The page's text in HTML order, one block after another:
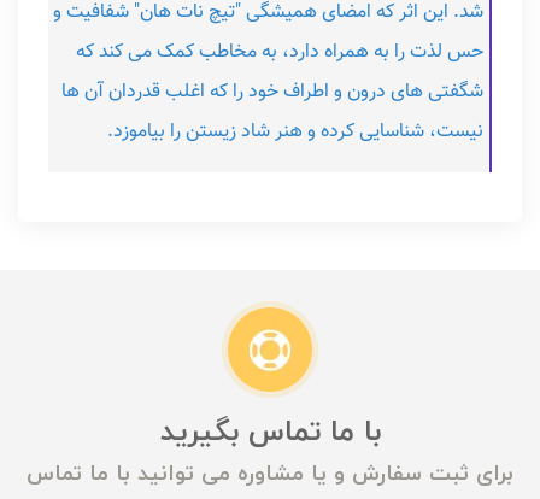
شد. این اثر که امضای همیشگی "تیچ نات هان" شفافیت و
حس لذت را به همراه دارد، به مخاطب کمک می کند که
شگفتی های درون و اطراف خود را که اغلب قدردان آن ها
نیست، شناسایی کرده و هنر شاد زیستن را بیاموزد.
با ما تماس بگیرید
برای ثبت سفارش و یا مشاوره می توانید با ما تماس